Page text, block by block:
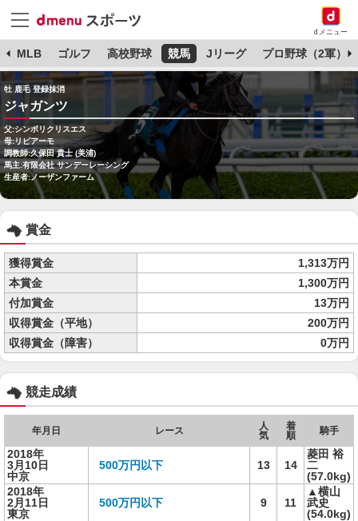
dメニュー
MLB ゴルフ 高校野球 競馬 Jリーグ プロ野球（2軍）
牡 鹿毛 登録抹消
ジャガンツ
父:シンボリクリスエス
母:リビアーモ
調教師:久保田 貴士 (美浦)
馬主:有限会社 サンデーレーシング
生産者:ノーザンファーム
賞金
獲得賞金
1,313万円
本賞金
1,300万円
付加賞金
13万円
収得賞金（平地）
200万円
収得賞金（障害）
0万円
競走成績
年月日 レース
人
気
着
順
騎手
2018年
3月10日
中京
500万円以下 13 14
菱田 裕
二
(57.0kg)
2018年
2月11日
東京
500万円以下 9 11
▲横山
武史
(54.0kg)